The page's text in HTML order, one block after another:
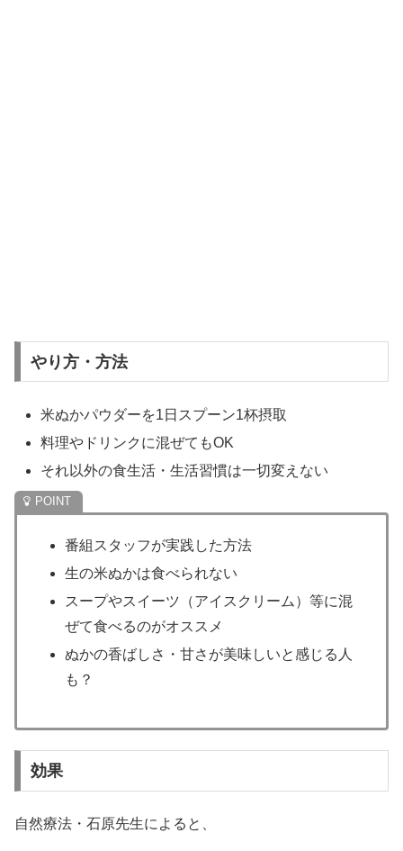
やり方・方法
米ぬかパウダーを1日スプーン1杯摂取
料理やドリンクに混ぜてもOK
それ以外の食生活・生活習慣は一切変えない
番組スタッフが実践した方法
生の米ぬかは食べられない
スープやスイーツ（アイスクリーム）等に混
ぜて食べるのがオススメ
ぬかの香ばしさ・甘さが美味しいと感じる人
も？
効果
自然療法・石原先生によると、